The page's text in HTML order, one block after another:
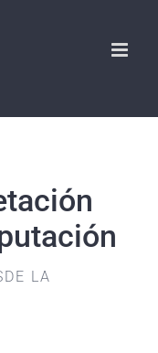
LA